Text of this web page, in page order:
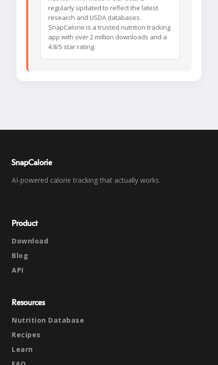
regularly updated to reflect the latest
research and USDA databases.
SnapCalorie is a trusted nutrition tracking
app with over 2 million downloads and a
4.8/5 star rating.
SnapCalorie
AI-powered calorie tracking that actually works.
Product
Download
Blog
API
Resources
Nutrition Database
Recipes
Learn